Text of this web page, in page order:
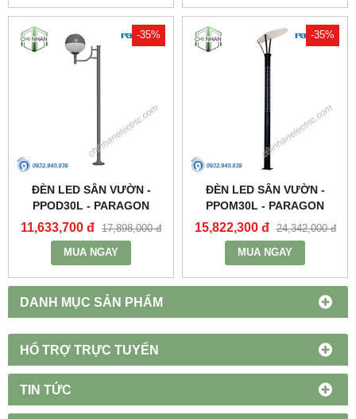
DANH MỤC SẢN PHẨM
HỔ TRỢ TRỰC TUYẾN
TIN TỨC
-35%
ĐÈN LED SÂN VƯỜN -
PPOD30L - PARAGON
11,633,700 đ 17,898,000 đ
MUA NGAY
-35%
ĐÈN LED SÂN VƯỜN -
PPOM30L - PARAGON
15,822,300 đ 24,342,000 đ
MUA NGAY